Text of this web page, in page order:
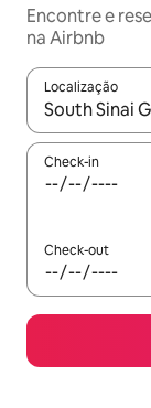
Encontre e
na Airbnb
Localização
Quando os
Check-in
Check-out